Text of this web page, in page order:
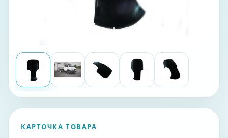
КАРТОЧКА ТОВАРА